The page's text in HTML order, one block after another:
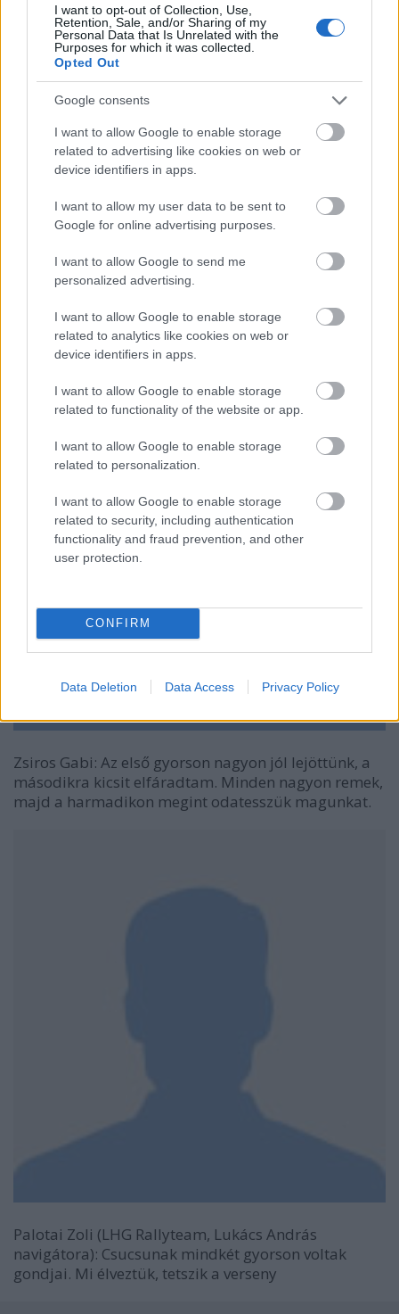
I want to opt-out of Collection, Use,
Retention, Sale, and/or Sharing of my
Personal Data that Is Unrelated with the
Purposes for which it was collected.
Opted Out
Google consents
I want to allow Google to enable storage
related to advertising like cookies on web or
device identifiers in apps.
I want to allow my user data to be sent to
Google for online advertising purposes.
I want to allow Google to send me
personalized advertising.
I want to allow Google to enable storage
related to analytics like cookies on web or
device identifiers in apps.
I want to allow Google to enable storage
related to functionality of the website or app.
I want to allow Google to enable storage
related to personalization.
I want to allow Google to enable storage
related to security, including authentication
functionality and fraud prevention, and other
user protection.
CONFIRM
Data Deletion Data Access Privacy Policy
Sólyom Olivér: Imádjuk! Nézők csápoljatok
mindenkinek, nekünk is!
Zsiros Gabi: Az első gyorson nagyon jól lejöttünk, a
másodikra kicsit elfáradtam. Minden nagyon remek,
majd a harmadikon megint odatesszük magunkat.
Palotai Zoli (LHG Rallyteam, Lukács András
navigátora): Csucsunak mindkét gyorson voltak
gondjai. Mi élveztük, tetszik a verseny